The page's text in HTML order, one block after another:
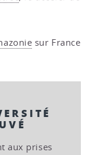
sur France
aux prises